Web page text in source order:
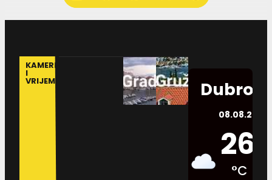
KAMERE
I
VRIJEME
08.08.2026.
26
°C